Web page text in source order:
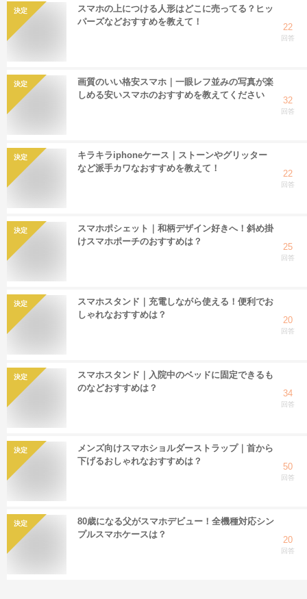
決定
スマホの上につける人形はどこに売ってる？ヒッ
パーズなどおすすめを教えて！
22
回答
決定
画質のいい格安スマホ｜一眼レフ並みの写真が楽
しめる安いスマホのおすすめを教えてください
32
回答
決定
キラキラiphoneケース｜ストーンやグリッター
など派手カワなおすすめを教えて！
22
回答
決定
スマホポシェット｜和柄デザイン好きへ！斜め掛
けスマホポーチのおすすめは？
25
回答
決定
スマホスタンド｜充電しながら使える！便利でお
しゃれなおすすめは？
20
回答
決定
スマホスタンド｜入院中のベッドに固定できるも
のなどおすすめは？
34
回答
決定
メンズ向けスマホショルダーストラップ｜首から
下げるおしゃれなおすすめは？
50
回答
決定
80歳になる父がスマホデビュー！全機種対応シン
プルスマホケースは？
20
回答